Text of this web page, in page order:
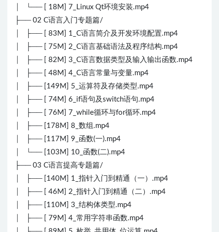
│ └── [ 18M] 7_Linux Qt环境安装.mp4
├── 02 C语言入门专题篇/
│ ├── [ 83M] 1_C语言简介及开发环境配置.mp4
│ ├── [ 75M] 2_C语言基础语法及程序结构.mp4
│ ├── [ 82M] 3_C语言数据类型及输入输出函数.mp4
│ ├── [ 48M] 4_C语言常量与变量.mp4
│ ├── [149M] 5_运算符及存储类型.mp4
│ ├── [ 74M] 6_if语句及switch语句.mp4
│ ├── [ 76M] 7_while循环与for循环.mp4
│ ├── [178M] 8_数组.mp4
│ ├── [117M] 9_函数(一).mp4
│ └── [103M] 10_函数(二).mp4
├── 03 C语言提高专题篇/
│ ├── [140M] 1_指针入门到精通（一）.mp4
│ ├── [ 46M] 2_指针入门到精通（二）.mp4
│ ├── [110M] 3_结构体类型.mp4
│ ├── [ 79M] 4_常用字符串函数.mp4